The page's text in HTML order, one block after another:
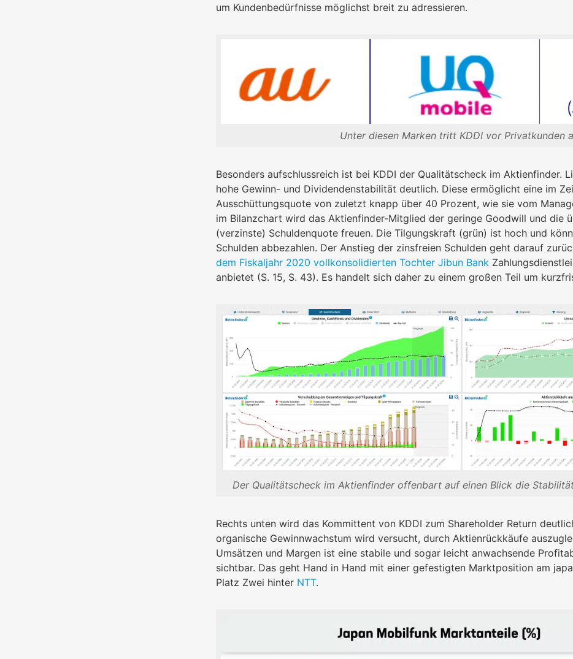
um Kundenbedürfnisse möglichst breit zu adressieren.
Unter diesen Marken tritt KDDI vor Privatkunden
Besonders aufschlussreich ist bei KDDI der Qualitätscheck im Aktienfinder.
hohe Gewinn- und Dividendenstabilität deutlich. Diese ermöglicht eine im
Ausschüttungsquote von zuletzt knapp über 40 Prozent, wie sie vom
im Bilanzchart wird das Aktienfinder-Mitglied der geringe Goodwill und die
(verzinste) Schuldenquote freuen. Die Tilgungskraft (grün) ist hoch und
Schulden abbezahlen. Der Anstieg der zinsfreien Schulden geht darauf
dem Fiskaljahr 2020 vollkonsolidierten Tochter Jibun Bank
anbietet (S. 15, S. 43). Es handelt sich daher zu einem großen Teil um
Der Qualitätscheck im Aktienfinder offenbart auf einen Blick die
Rechts unten wird das Kommittent von KDDI zum Shareholder Return
organische Gewinnwachstum wird versucht, durch Aktienrückkäufe
Umsätzen und Margen ist eine stabile und sogar leicht anwachsende
sichtbar. Das geht Hand in Hand mit einer gefestigten Marktposition am
Platz Zwei hinter NTT.